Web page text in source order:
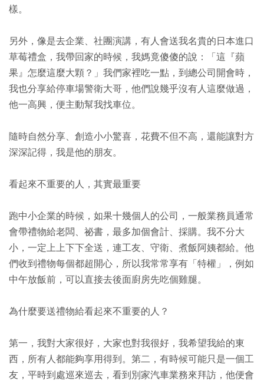
樣。
另外，像是去企業、社團演講，有人會送我名貴的日本進口
草莓禮盒，我帶回家的時候，我媽竟傻傻的說：「這『蘋
果』怎麼這麼大顆？」我們家裡吃一點，到總公司開會時，
我也分享給停車場警衛大哥，他們說幾乎沒有人這麼做過，
他一高興，便主動幫我找車位。
隨時自然分享、創造小小驚喜，花費不但不高，還能讓對方
深深記得，我是他的朋友。
看起來不重要的人，其實最重要
跑中小企業的時候，如果十幾個人的公司，一般業務員通常
會帶禮物給老闆、祕書，最多加個會計、採購。我不分大
小，一定上上下下全送，連工友、守衛、煮飯阿姨都給。他
們收到禮物每個都超開心，所以我常常享有「特權」，例如
中午放飯前，可以直接去後面廚房先吃個雞腿。
為什麼要送禮物給看起來不重要的人？
第一，我對大家很好，大家也對我很好，我希望我給的東
西，所有人都能夠享用得到。第二，有時候可能只是一個工
友，平時到處巡來巡去，看到別家汽車業務來拜訪，他便會